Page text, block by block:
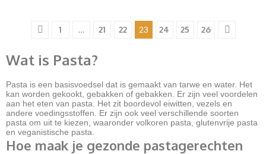
1 … 21 22 23 24 25 26
Wat is Pasta?
Pasta is een basisvoedsel dat is gemaakt van tarwe en water. Het
kan worden gekookt, gebakken of gebakken. Er zijn veel voordelen
aan het eten van pasta. Het zit boordevol eiwitten, vezels en
andere voedingsstoffen. Er zijn ook veel verschillende soorten
pasta om uit te kiezen, waaronder volkoren pasta, glutenvrije pasta
en veganistische pasta.
Hoe maak je gezonde pastagerechten